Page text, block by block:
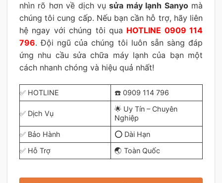
nhìn rõ hơn về dịch vụsửa máy lạnh Sanyomà
chúng tôi cung cấp. Nếu bạn cần hỗ trợ, hãy liên
hệ ngay với chúng tôi qua HOTLINE 0909 114
796. Đội ngũ của chúng tôi luôn sẵn sàng đáp
ứng nhu cầu sửa chữa máy lạnh của bạn một
cách nhanh chóng và hiệu quả nhất!
✅ HOTLINE ☎️ 0909 114 796
✅ Dịch Vụ
🌟 Uy Tín – Chuyên
Nghiệp
✅ Bảo Hành
⭕ Dài Hạn
✅ Hỗ Trợ
🌏 Toàn Quốc